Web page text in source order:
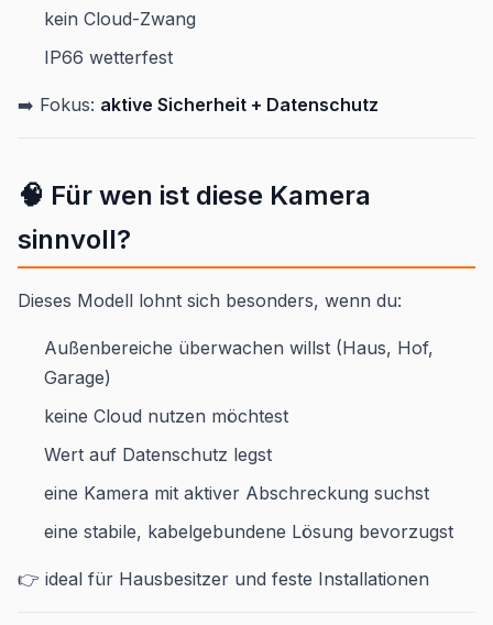
kein Cloud-Zwang
IP66 wetterfest
➡️ Fokus: aktive Sicherheit + Datenschutz
🧠 Für wen ist diese Kamera
sinnvoll?
Dieses Modell lohnt sich besonders, wenn du:
Außenbereiche überwachen willst (Haus, Hof,
Garage)
keine Cloud nutzen möchtest
Wert auf Datenschutz legst
eine Kamera mit aktiver Abschreckung suchst
eine stabile, kabelgebundene Lösung bevorzugst
👉 ideal für Hausbesitzer und feste Installationen